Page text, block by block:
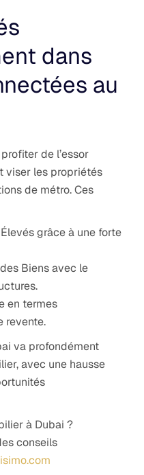
dans
au
de l’essor
viser les propriétés
de métro. Ces
grâce à une forte
Biens avec le
en termes
revente.
va profondément
avec une hausse
à Dubai ?
conseils